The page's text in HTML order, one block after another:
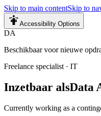
Skip to main contentSkip to
Accessibility Options
DA
Beschikbaar voor nieuwe
Freelance specialist · IT
Inzetbaar alsData
Currently working as a